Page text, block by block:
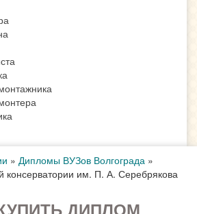
» Дипломы ВУЗов Волгограда »
консерватории им. П. А. Серебрякова
ДИПЛОМ